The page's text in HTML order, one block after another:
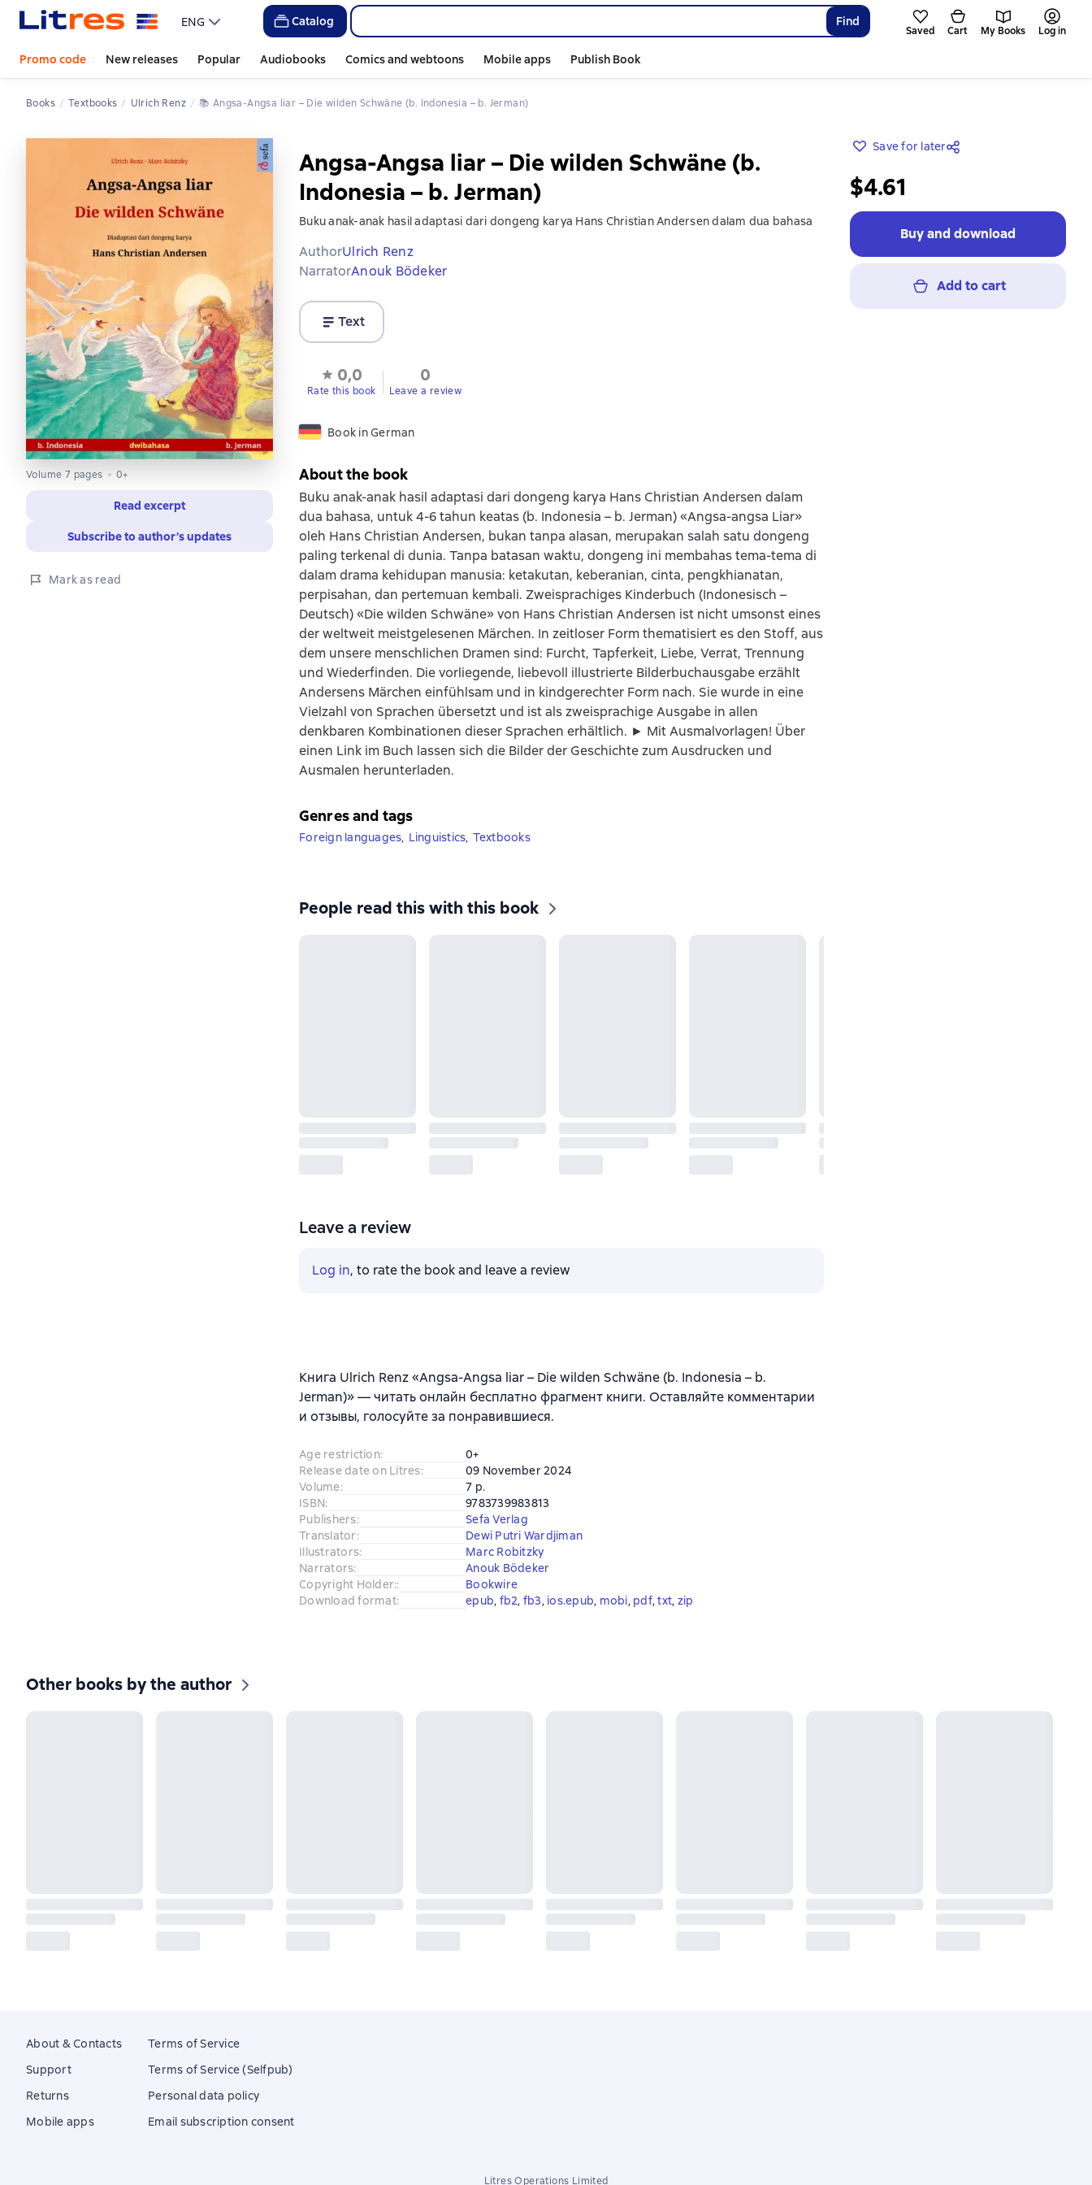
ENG Catalog Find
Saved Cart My Books Log in
Promo code New releases Popular Audiobooks Comics and webtoons Mobile apps Publish Book
Books Textbooks Ulrich Renz 📚 Angsa-Angsa liar – Die wilden Schwäne (b. Indonesia – b. Jerman)
Volume 7 pages 0+
Read excerpt
Subscribe to author’s updates
Mark as read
Angsa-Angsa liar – Die wilden Schwäne (b.
Indonesia – b. Jerman)
Buku anak-anak hasil adaptasi dari dongeng karya Hans Christian Andersen dalam dua bahasa
AuthorUlrich Renz
NarratorAnouk Bödeker
Text
0,0
Rate this book
0
Leave a review
Book in German
Save for later
$4.61
Buy and download
Add to cart
About the book
Buku anak-anak hasil adaptasi dari dongeng karya Hans Christian Andersen dalam
dua bahasa, untuk 4-6 tahun keatas (b. Indonesia – b. Jerman) «Angsa-angsa Liar»
oleh Hans Christian Andersen, bukan tanpa alasan, merupakan salah satu dongeng
paling terkenal di dunia. Tanpa batasan waktu, dongeng ini membahas tema-tema di
dalam drama kehidupan manusia: ketakutan, keberanian, cinta, pengkhianatan,
perpisahan, dan pertemuan kembali. Zweisprachiges Kinderbuch (Indonesisch –
Deutsch) «Die wilden Schwäne» von Hans Christian Andersen ist nicht umsonst eines
der weltweit meistgelesenen Märchen. In zeitloser Form thematisiert es den Stoff, aus
dem unsere menschlichen Dramen sind: Furcht, Tapferkeit, Liebe, Verrat, Trennung
und Wiederfinden. Die vorliegende, liebevoll illustrierte Bilderbuchausgabe erzählt
Andersens Märchen einfühlsam und in kindgerechter Form nach. Sie wurde in eine
Vielzahl von Sprachen übersetzt und ist als zweisprachige Ausgabe in allen
denkbaren Kombinationen dieser Sprachen erhältlich. ► Mit Ausmalvorlagen! Über
einen Link im Buch lassen sich die Bilder der Geschichte zum Ausdrucken und
Ausmalen herunterladen.
Genres and tags
Foreign languages, Linguistics, Textbooks
People read this with this book
Leave a review
Log in, to rate the book and leave a review
Книга Ulrich Renz «Angsa-Angsa liar – Die wilden Schwäne (b. Indonesia – b.
Jerman)» — читать онлайн бесплатно фрагмент книги. Оставляйте комментарии
и отзывы, голосуйте за понравившиеся.
Age restriction:
0+
Release date on Litres:
09 November 2024
Volume:
7 p.
ISBN:
9783739983813
Publishers:
Sefa Verlag
Translator:
Dewi Putri Wardjiman
Illustrators:
Marc Robitzky
Narrators:
Anouk Bödeker
Copyright Holder::
Bookwire
Download format: epub, fb2, fb3, ios.epub, mobi, pdf, txt, zip
Other books by the author
About & Contacts
Support
Returns
Mobile apps
Terms of Service
Terms of Service (Selfpub)
Personal data policy
Email subscription consent
Litres Operations Limited